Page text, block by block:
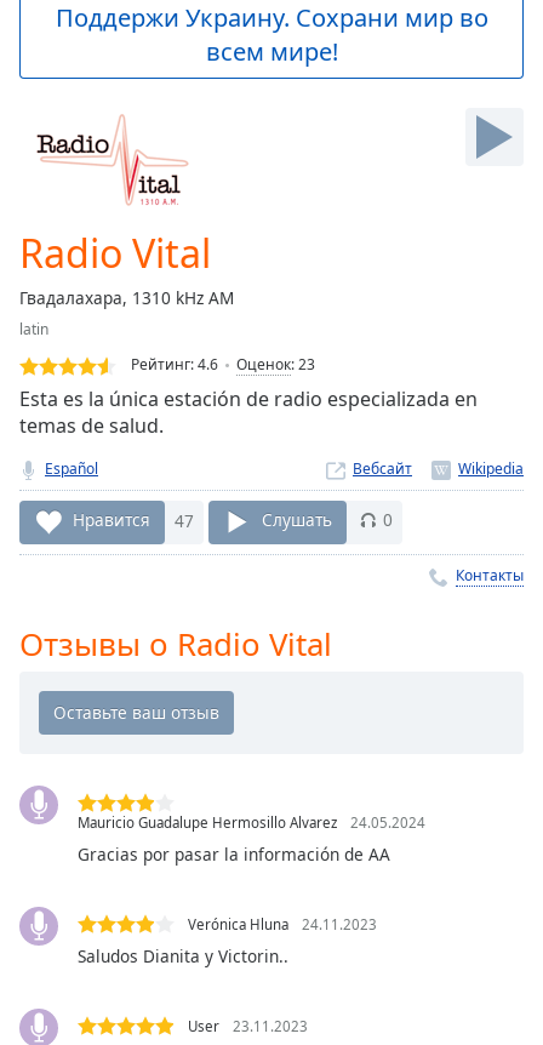
Skip
Forward
Loaded:
0.00%
Stream
Type
Seek to
live,
behind
liveLIVE
Remaining
Time-
Playback
Chapters
Descriptions
descriptions
selected
settings,
Поддержи Украину. Сохрани мир во
всем мире!
Radio Vital
Гвадалахара, 1310 kHz AM
latin
Рейтинг:4.6 Оценок:23
Esta es la única estación de radio especializada en
temas de salud.
Español Вебсайт
Нравится 47 Слушать 0
Контакты
Отзывы о Radio Vital
Mauricio Guadalupe Hermosillo Alvarez 24.05.2024
Gracias por pasar la información de AA
Verónica Hluna 24.11.2023
Saludos Dianita y Victorin..
User 23.11.2023